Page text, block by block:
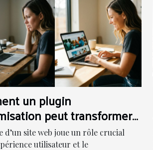
un plugin
peut transformer
de votre site web ?
d’un site web joue un rôle crucial
utilisateur et le